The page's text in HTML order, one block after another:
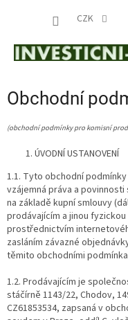
CZK
Obchodní
(obchodní podmínky pro komisní
ÚVODNÍ USTANOVENÍ
1.1. Tyto obchodní podmínky
vzájemná práva a
na základě kupní smlouvy
prodávajícím a jinou
prostřednictvím
zasláním závazné
těmito obchodními
1.2. Prodávajícím je
stáčírně 1143/22, Chodov,
CZ61853534, zapsaná v